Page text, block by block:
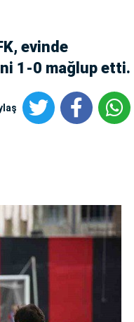
evinde
1-0 mağlup etti.